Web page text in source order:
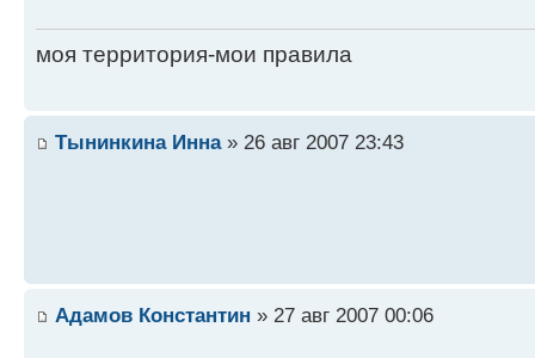
моя территория-мои правила
Тынинкина Инна» 26 авг 2007 23:43
Адамов Константин » 27 авг 2007 00:06